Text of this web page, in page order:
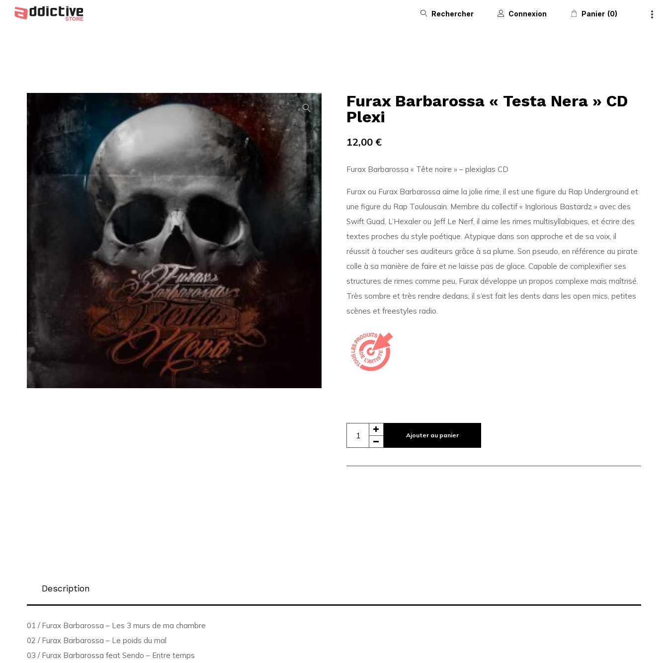
Rechercher Connexion Panier 0
Furax Barbarossa « Testa Nera » CD
Plexi
12,00 €
Furax Barbarossa « Tête noire » – plexiglas CD
Furax ou Furax Barbarossa aime la jolie rime, il est une figure du Rap Underground et
une figure du Rap Toulousain. Membre du collectif « Inglorious Bastardz » avec des
Swift Guad, L’Hexaler ou Jeff Le Nerf, il aime les rimes multisyllabiques, et écrire des
textes proches du style poétique. Atypique dans son approche et de sa voix, il
réussit à toucher ses auditeurs grâce à sa plume. Son pseudo, en référence au pirate
colle à sa manière de faire et ne laisse pas de glace. Capable de complexifier ses
structures de rimes comme peu, Furax développe un propos complexe mais maîtrisé.
Très sombre et très rendre dedans, il s’est fait les dents dans les open mics, petites
scènes et freestyles radio.
Ajouter au panier
Description
01 / Furax Barbarossa – Les 3 murs de ma chambre
02 / Furax Barbarossa – Le poids du mal
03 / Furax Barbarossa feat Sendo – Entre temps